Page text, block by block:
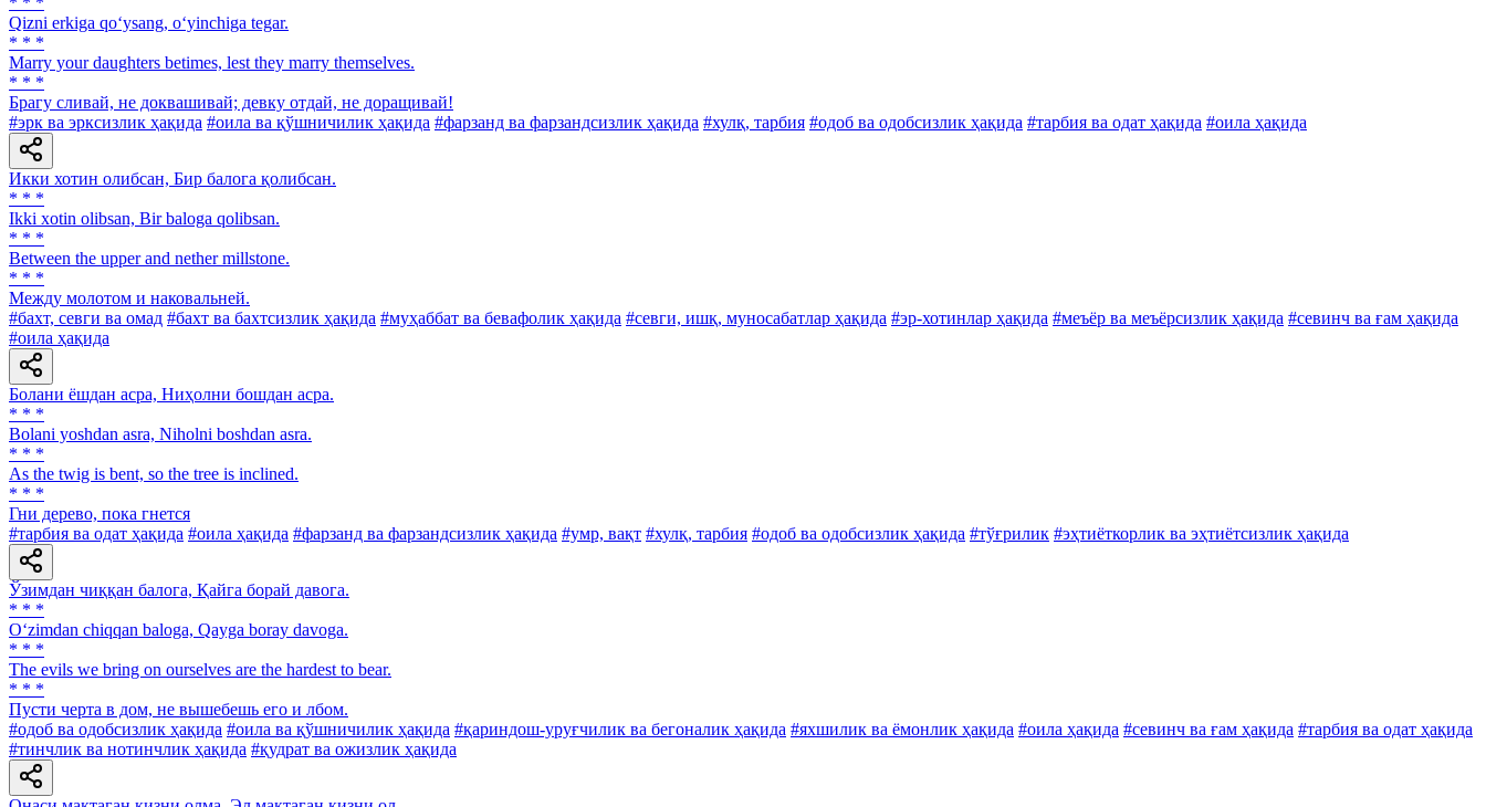
Qizni erkiga qo‘ysang, o‘yinchiga tegar.
* * *
Marry your daughters betimes, lest they marry themselves.
* * *
Брагу сливай, не доквашивай; девку отдай, не доращивай!
#эрк ва эрксизлик ҳақида #оила ва қўшничилик ҳақида #фарзанд ва фарзандсизлик ҳақида #хулқ, тарбия #одоб ва одобсизлик ҳақида #тарбия ва одат ҳақида #оила ҳақида
Икки хотин олибсан, Бир балога қолибсан.
* * *
Ikki xotin olibsan, Bir baloga qolibsan.
* * *
Between the upper and nether millstone.
* * *
Между молотом и наковальней.
#бахт, севги ва омад #бахт ва бахтсизлик ҳақида #муҳаббат ва бевафолик ҳақида #севги, ишқ, муносабатлар ҳақида #эр-хотинлар ҳақида #меъёр ва меъёрсизлик ҳақида #севинч ва ғам ҳақида
#оила ҳақида
Болани ёшдан асра, Ниҳолни бошдан асра.
* * *
Bolani yoshdan asra, Niholni boshdan asra.
* * *
As the twig is bent, so the tree is inclined.
* * *
Гни дерево, пока гнется
#тарбия ва одат ҳақида #оила ҳақида #фарзанд ва фарзандсизлик ҳақида #умр, вақт #хулқ, тарбия #одоб ва одобсизлик ҳақида #тўғрилик #эҳтиёткорлик ва эҳтиётсизлик ҳақида
Ўзимдан чиққан балога, Қайга борай давога.
* * *
O‘zimdan chiqqan baloga, Qayga boray davoga.
* * *
The evils we bring on ourselves are the hardest to bear.
* * *
Пусти черта в дом, не вышебешь его и лбом.
#одоб ва одобсизлик ҳақида #оила ва қўшничилик ҳақида #қариндош-уруғчилик ва бегоналик ҳақида #яхшилик ва ёмонлик ҳақида #оила ҳақида #севинч ва ғам ҳақида #тарбия ва одат ҳақида
#тинчлик ва нотинчлик ҳақида #қудрат ва ожизлик ҳақида